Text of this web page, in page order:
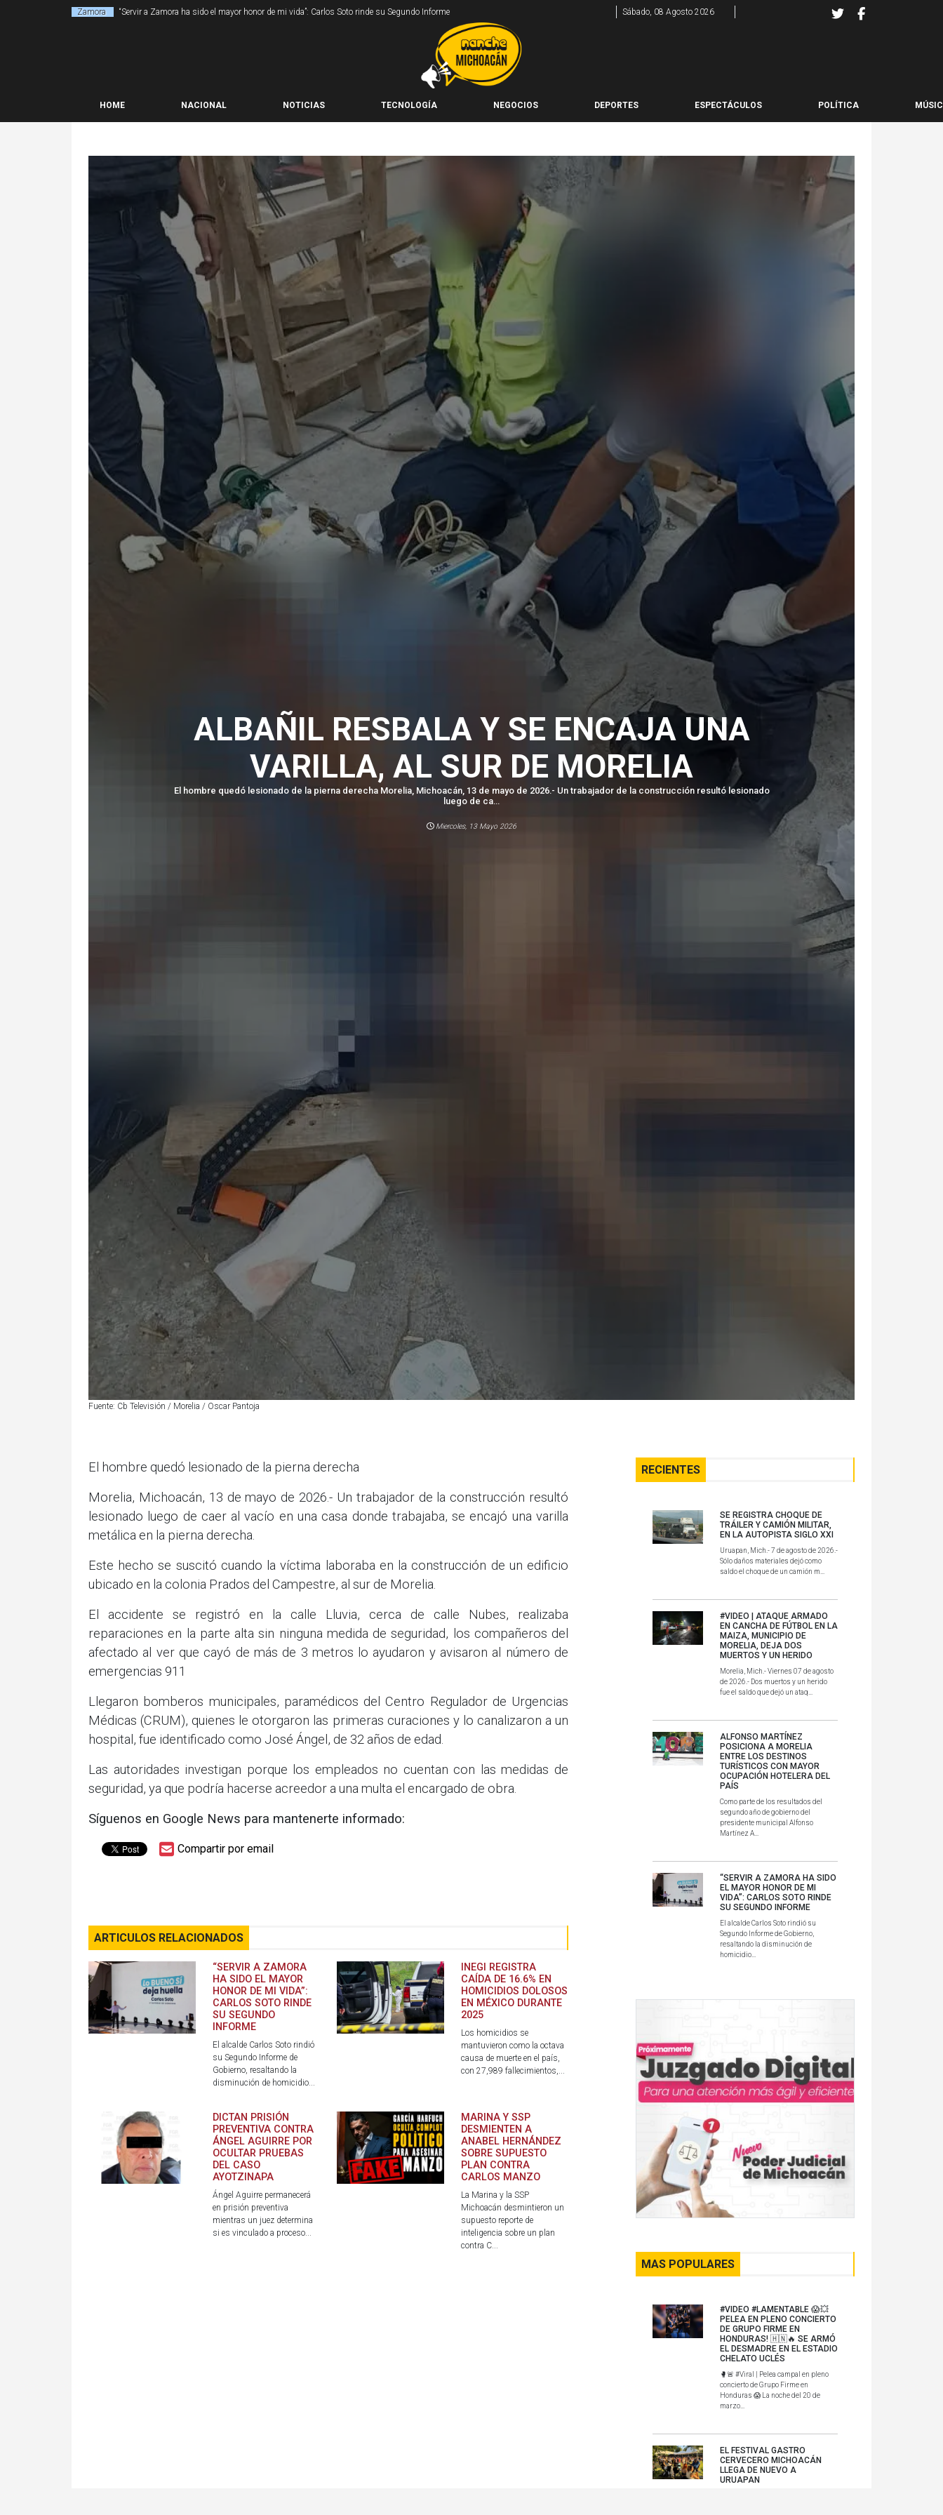
Zamora “Servir a Zamora ha sido el mayor honor de mi vida”: Carlos Soto rinde su Segundo Informe Sábado, 08 Agosto 2026
HOME NACIONAL NOTICIAS TECNOLOGÍA NEGOCIOS DEPORTES ESPECTÁCULOS POLÍTICA
ALBAÑIL RESBALA Y SE ENCAJA UNA
VARILLA, AL SUR DE MORELIA
El hombre quedó lesionado de la pierna derecha Morelia, Michoacán, 13 de mayo de 2026.- Un trabajador de la construcción resultó lesionado
luego de ca...
Miercoles, 13 Mayo 2026
Fuente: Cb Televisión / Morelia / Oscar Pantoja
El hombre quedó lesionado de la pierna derecha
Morelia, Michoacán, 13 de mayo de 2026.- Un trabajador de la construcción resultó
lesionado luego de caer al vacío en una casa donde trabajaba, se encajó una varilla
metálica en la pierna derecha.
Este hecho se suscitó cuando la víctima laboraba en la construcción de un edificio
ubicado en la colonia Prados del Campestre, al sur de Morelia.
El accidente se registró en la calle Lluvia, cerca de calle Nubes, realizaba
reparaciones en la parte alta sin ninguna medida de seguridad, los compañeros del
afectado al ver que cayó de más de 3 metros lo ayudaron y avisaron al número de
emergencias 911
Llegaron bomberos municipales, paramédicos del Centro Regulador de Urgencias
Médicas (CRUM), quienes le otorgaron las primeras curaciones y lo canalizaron a un
hospital, fue identificado como José Ángel, de 32 años de edad.
Las autoridades investigan porque los empleados no cuentan con las medidas de
seguridad, ya que podría hacerse acreedor a una multa el encargado de obra.
Síguenos en Google News para mantenerte informado:
Compartir por email
ARTICULOS RELACIONADOS
“SERVIR A ZAMORA
HA SIDO EL MAYOR
HONOR DE MI VIDA”:
CARLOS SOTO RINDE
SU SEGUNDO
INFORME
El alcalde Carlos Soto rindió
su Segundo Informe de
Gobierno, resaltando la
disminución de homicidio...
INEGI REGISTRA
CAÍDA DE 16.6% EN
HOMICIDIOS DOLOSOS
EN MÉXICO DURANTE
2025
Los homicidios se
mantuvieron como la octava
causa de muerte en el país,
con 27,989 fallecimientos,...
DICTAN PRISIÓN
PREVENTIVA CONTRA
ÁNGEL AGUIRRE POR
OCULTAR PRUEBAS
DEL CASO
AYOTZINAPA
Ángel Aguirre permanecerá
en prisión preventiva
mientras un juez determina
si es vinculado a proceso...
MARINA Y SSP
DESMIENTEN A
ANABEL HERNÁNDEZ
SOBRE SUPUESTO
PLAN CONTRA
CARLOS MANZO
La Marina y la SSP
Michoacán desmintieron un
supuesto reporte de
inteligencia sobre un plan
contra C...
RECIENTES
SE REGISTRA CHOQUE DE
TRÁILER Y CAMIÓN MILITAR,
EN LA AUTOPISTA SIGLO XXI
Uruapan, Mich.- 7 de agosto de 2026.-
Sólo daños materiales dejó como
saldo el choque de un camión m...
#VIDEO | ATAQUE ARMADO
EN CANCHA DE FÚTBOL EN LA
MAIZA, MUNICIPIO DE
MORELIA, DEJA DOS
MUERTOS Y UN HERIDO
Morelia, Mich.- Viernes 07 de agosto
de 2026.- Dos muertos y un herido
fue el saldo que dejó un ataq...
ALFONSO MARTÍNEZ
POSICIONA A MORELIA
ENTRE LOS DESTINOS
TURÍSTICOS CON MAYOR
OCUPACIÓN HOTELERA DEL
PAÍS
Como parte de los resultados del
segundo año de gobierno del
presidente municipal Alfonso
Martínez A...
“SERVIR A ZAMORA HA SIDO
EL MAYOR HONOR DE MI
VIDA”: CARLOS SOTO RINDE
SU SEGUNDO INFORME
El alcalde Carlos Soto rindió su
Segundo Informe de Gobierno,
resaltando la disminución de
homicidio...
MAS POPULARES
#VIDEO #LAMENTABLE 😱💥
PELEA EN PLENO CONCIERTO
DE GRUPO FIRME EN
HONDURAS! 🇭🇳🔥 SE ARMÓ
EL DESMADRE EN EL ESTADIO
CHELATO UCLÉS
🥊🚨 #Viral | Pelea campal en pleno
concierto de Grupo Firme en
Honduras 😱 La noche del 20 de
marzo...
EL FESTIVAL GASTRO
CERVECERO MICHOACÁN
LLEGA DE NUEVO A
URUAPAN